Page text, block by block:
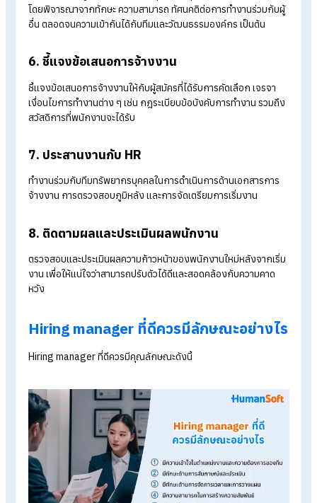
ตำแหน่งงานที่ชัดเจนและน่าสนใจ ความสำคัญของตำแหน่งงานต่อ
องค์กร รวมถึงความคาดหวังขององค์กรที่มีต่อผู้สมัคร เมื่อมีเนื้อห
องค์กร หรือเว็บไซต์หางาน เป็นต้น
3.คัดกรองผู้สมัคร
คุณสมบัติเหมาะสมตรงตามเกณฑ์พิจารณาเข้ารับการสัมภาษณ์
4. สัมภาษณ์และประเมินผู้สมัคร
ประเมินทักษะและความสามารถของผู้สมัคร
5. ตัดสินใจเลือกรับพนักงาน
โดยพิจารณาจากทักษะ ความสามารถ ทัศนคติต่อการทำงานร่วมกั
6. ชี้แจงข้อเสนอการจ้างงาน
ชี้แจงข้อเสนอการจ้างงานให้กับผู้สมัครที่ได้รับการคัดเลือก เจรจา
เงื่อนไขการทำงานต่าง ๆ เช่น กฎระเบียบข้อบังคับการทำงาน รวม
สวัสดิการที่พนักงานจะได้รับ
7. ประสานงานกับ HR